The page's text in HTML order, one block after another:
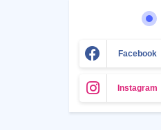
Facebook
Instagram